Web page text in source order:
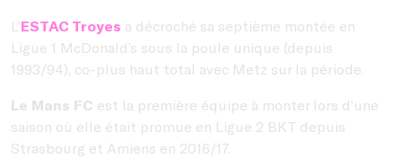
L’ESTAC Troyes a décroché sa septième montée en
Ligue 1 McDonald’s sous la poule unique (depuis
1993/94), co-plus haut total avec Metz sur la période.
Le Mans FC est la première équipe à monter lors d’une
saison où elle était promue en Ligue 2 BKT depuis
Strasbourg et Amiens en 2016/17.